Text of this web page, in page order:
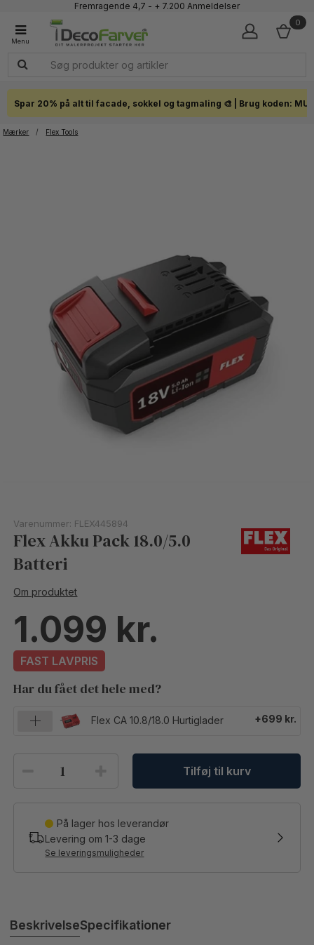
Fremragende 4,7 - + 7.200 Anmeldelser
1-3 dages levering
Click & Collect i hele landet
0
Spar 20% på alt til facade, sokkel og tagmaling 🎨 | Brug koden:
Mærker / Flex Tools
Varenummer: FLEX445894
Flex Akku Pack 18.0/5.0
Batteri
Om produktet
1.099
FAST LAVPRIS
Har du fået det hele med?
Flex CA 10.8/18.0 Hurtiglader +699 kr.
Tilføj til kurv
På lager hos leverandør
Levering om1-3 dage
Se leveringsmuligheder
BeskrivelseSpecifikationer